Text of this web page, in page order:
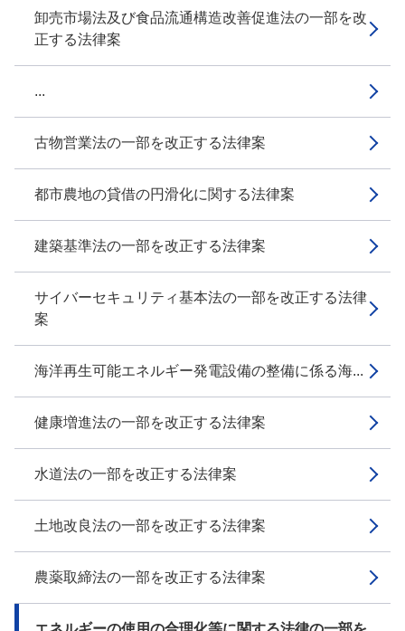
卸売市場法及び食品流通構造改善促進法の一部を改
正する法律案
...
古物営業法の一部を改正する法律案
都市農地の貸借の円滑化に関する法律案
建築基準法の一部を改正する法律案
サイバーセキュリティ基本法の一部を改正する法律
案
海洋再生可能エネルギー発電設備の整備に係る海...
健康増進法の一部を改正する法律案
水道法の一部を改正する法律案
土地改良法の一部を改正する法律案
農薬取締法の一部を改正する法律案